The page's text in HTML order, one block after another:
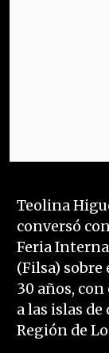
Teolina
conversó
Feria
(Filsa) sobre
30 años,
a las islas
Región de